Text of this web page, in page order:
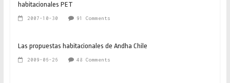
habitacionales PET
2007-10-30 91 Comments
Las propuestas habitacionales de Andha Chile
2009-06-26 48 Comments